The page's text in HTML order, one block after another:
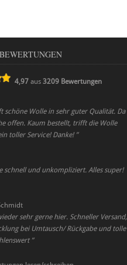
BEWERTUNGEN
4,97 aus3209 Bewertungen
schöne Wolle in sehr guter Qualität. Da
offen. Kaum bestellt, trifft die Wolle
toller Service! Danke! ”
schnell und unkompliziert. Alles super!
sehr gerne hier. Schneller Versand,
bei Umtausch/ Rückgabe und tolle
”